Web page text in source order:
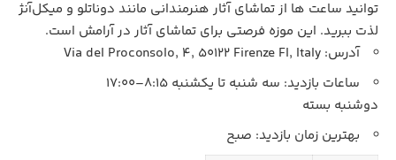
توانید ساعت ها از تماشای آثار هنرمندانی مانند دوناتلو و میکل‌آنژ
لذت ببرید. این موزه فرصتی برای تماشای آثار در آرامش است.
آدرس: Via del Proconsolo, 4, 50122 Firenze FI, Italy
ساعات بازدید: سه‌ شنبه تا یکشنبه 8:15–17:00
دوشنبه بسته
بهترین زمان بازدید: صبح